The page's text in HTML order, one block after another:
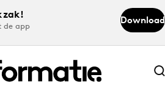
de app
Download
Abonneer nu
Abonneer nu